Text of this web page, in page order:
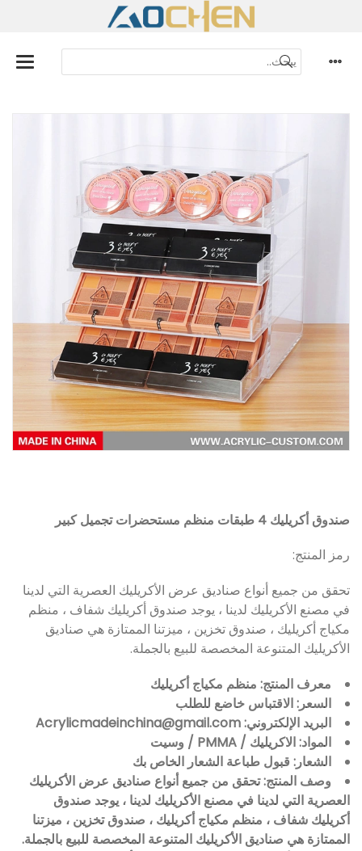
صندوق أكريليك 4 طبقات منظم مستحضرات تجميل كبير
رمز المنتج:
تحقق من جميع أنواع صناديق عرض الأكريليك العصرية التي لدينا
في مصنع الأكريليك لدينا ، يوجد صندوق أكريليك شفاف ، منظم
مكياج أكريليك ، صندوق تخزين ، ميزتنا الممتازة هي صناديق
الأكريليك المتنوعة المخصصة للبيع بالجملة.
معرف المنتج: منظم مكياج أكريليك
السعر: الاقتباس خاضع للطلب
البريد الإلكتروني: Acrylicmadeinchina@gmail.com
المواد: الاكريليك / PMMA / وسيت
الشعار: قبول طباعة الشعار الخاص بك
وصف المنتج: تحقق من جميع أنواع صناديق عرض الأكريليك
العصرية التي لدينا في مصنع الأكريليك لدينا ، يوجد صندوق
أكريليك شفاف ، منظم مكياج أكريليك ، صندوق تخزين ، ميزتنا
الممتازة هي صناديق الأكريليك المتنوعة المخصصة للبيع بالجملة.